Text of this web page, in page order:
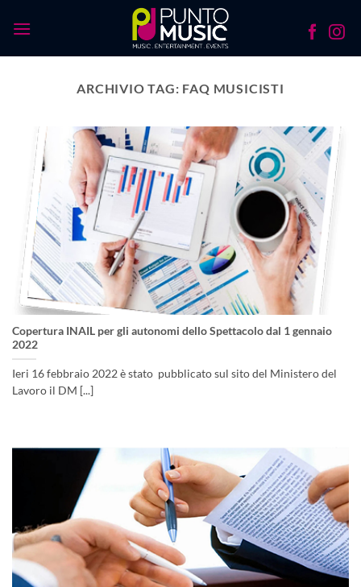
ARCHIVIO TAG: FAQ MUSICISTI
Copertura INAIL per gli autonomi dello Spettacolo dal 1 gennaio
2022
Ieri 16 febbraio 2022 è stato pubblicato sul sito del Ministero del
Lavoro il DM [...]